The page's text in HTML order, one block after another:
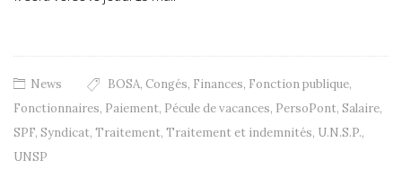
News BOSA, Congés, Finances, Fonction publique,
Fonctionnaires, Paiement, Pécule de vacances, PersoPont, Salaire,
SPF, Syndicat, Traitement, Traitement et indemnités, U.N.S.P.,
UNSP